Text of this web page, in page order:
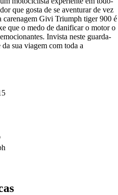
que gosta de se aventurar de vez
carenagem Givi Triumph tiger 900 é
que o medo de danificar o motor o
Invista neste guarda-
sua viagem com toda a